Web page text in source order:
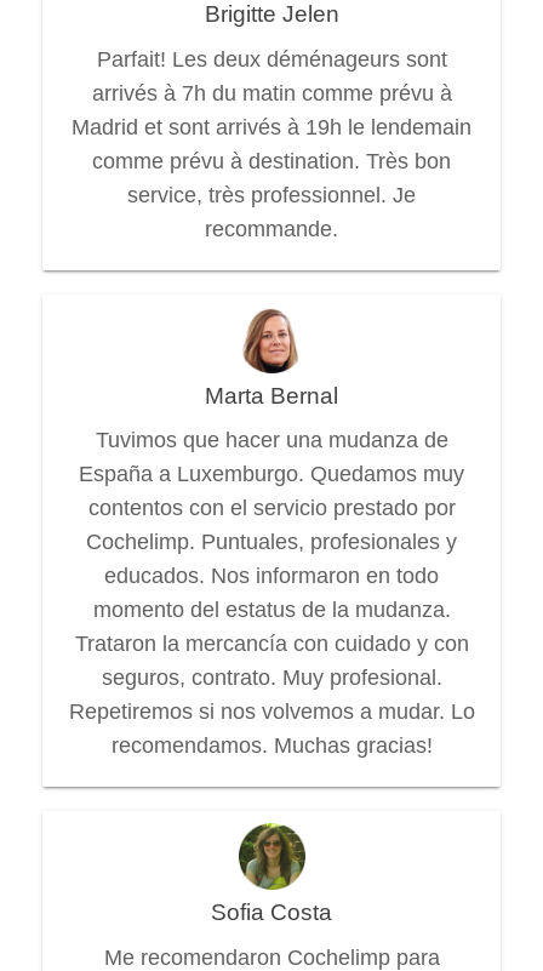
Brigitte Jelen
Parfait! Les deux déménageurs sont
arrivés à 7h du matin comme prévu à
Madrid et sont arrivés à 19h le lendemain
comme prévu à destination. Très bon
service, très professionnel. Je
recommande.
Marta Bernal
Tuvimos que hacer una mudanza de
España a Luxemburgo. Quedamos muy
contentos con el servicio prestado por
Cochelimp. Puntuales, profesionales y
educados. Nos informaron en todo
momento del estatus de la mudanza.
Trataron la mercancía con cuidado y con
seguros, contrato. Muy profesional.
Repetiremos si nos volvemos a mudar. Lo
recomendamos. Muchas gracias!
Sofia Costa
Me recomendaron Cochelimp para